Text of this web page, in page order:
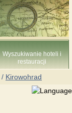
Wyszukiwanie hoteli i
restauracji
/ Kirowohrad